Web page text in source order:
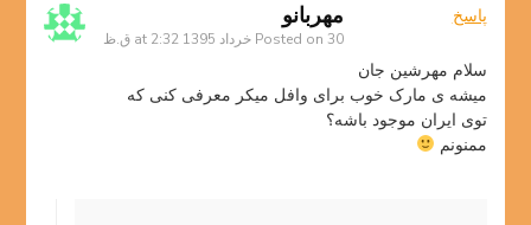
مهربانو
Posted on 30 خرداد 1395 at 2:32 ق.ظ
پاسخ
سلام مهرشین جان
میشه ی مارک خوب برای وافل میکر معرفی کنی که
توی ایران موجود باشه؟
ممنونم